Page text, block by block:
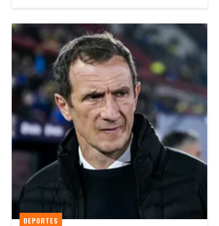
DEPORTES